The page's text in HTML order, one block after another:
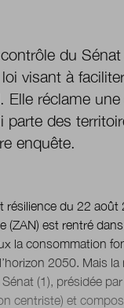
sur
du
visant à
réclame une
parte des
enquête.
résilience du 22 août
(ZAN) est rentré
la consommation
2050. Mais
(1), présidée
centriste) et